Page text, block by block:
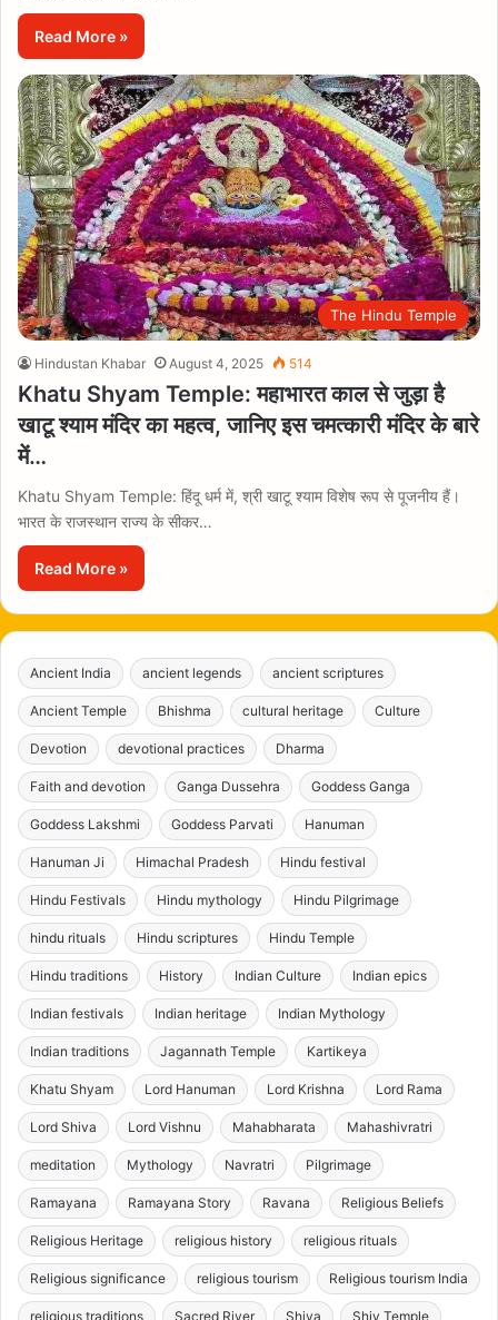
Read More »
The Hindu Temple
Hindustan Khabar August 4, 2025 514
Khatu Shyam Temple: महाभारत काल से जुड़ा है
खाटू श्याम मंदिर का महत्व, जानिए इस चमत्कारी मंदिर के बारे
में…
Khatu Shyam Temple: हिंदू धर्म में, श्री खाटू श्याम विशेष रूप से पूजनीय हैं।
भारत के राजस्थान राज्य के सीकर…
Read More »
Ancient India ancient legends ancient scriptures
Ancient Temple Bhishma cultural heritage Culture
Devotion devotional practices Dharma
Faith and devotion Ganga Dussehra Goddess Ganga
Goddess Lakshmi Goddess Parvati Hanuman
Hanuman Ji Himachal Pradesh Hindu festival
Hindu Festivals Hindu mythology Hindu Pilgrimage
hindu rituals Hindu scriptures Hindu Temple
Hindu traditions History Indian Culture Indian epics
Indian festivals Indian heritage Indian Mythology
Indian traditions Jagannath Temple Kartikeya
Khatu Shyam Lord Hanuman Lord Krishna Lord Rama
Lord Shiva Lord Vishnu Mahabharata Mahashivratri
meditation Mythology Navratri Pilgrimage
Ramayana Ramayana Story Ravana Religious Beliefs
Religious Heritage religious history religious rituals
Religious significance religious tourism Religious tourism India
religious traditions Sacred River Shiva Shiv Temple